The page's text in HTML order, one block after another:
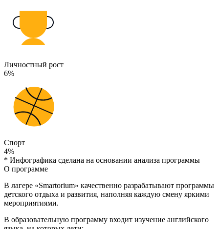
Личностный рост
6%
Спорт
4%
* Инфографика сделана на основании анализа программы
О программе
В лагере «Smartorium» качественно разрабатывают программы
детского отдыха и развития, наполняя каждую смену яркими
мероприятиями.
В образовательную программу входит изучение английского